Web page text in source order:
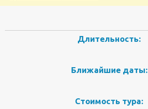
Длительность:
Ближайшие даты:
Стоимость тура: